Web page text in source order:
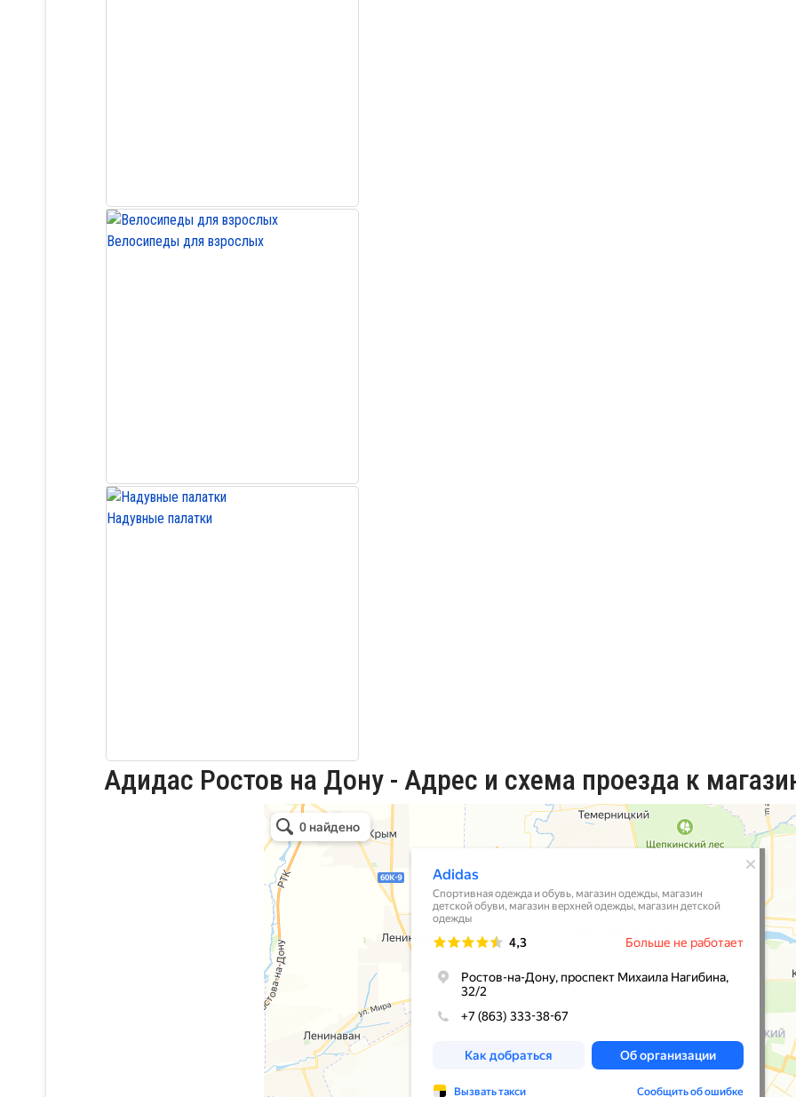
Велосипеды для взрослых
Надувные палатки
Адидас Ростов на Дону - Адрес и схема проезда к
Адидас Ростов на Дону в Ростове‑на‑Дону
Ростов‑на‑Дону